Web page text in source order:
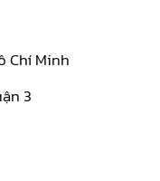
Chí Minh
3